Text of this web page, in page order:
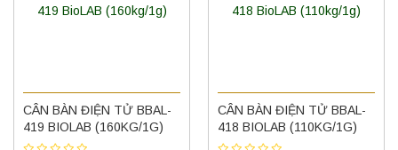
CÂN BÀN ĐIỆN TỬ BBAL-
419 BIOLAB (160KG/1G)
CÂN BÀN ĐIỆN TỬ BBAL-
418 BIOLAB (110KG/1G)